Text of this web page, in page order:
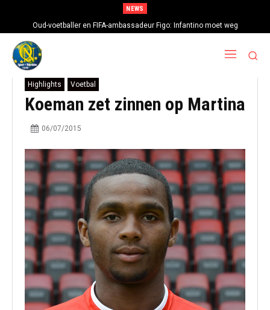
NEWS
Oud-voetballer en FIFA-ambassadeur Figo: Infantino moet weg
Highlights Voetbal
Koeman zet zinnen op Martina
06/07/2015